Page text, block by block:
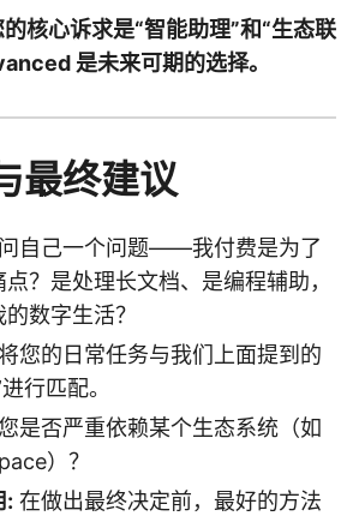
核心诉求是“智能助理”和“生态联
是未来可期的选择。
最终建议
问自己一个问题——我付费是为了
？是处理长文档、是编程辅助，
数字生活？
您的日常任务与我们上面提到的
行匹配。
是否严重依赖某个生态系统（如
）？
: 在做出最终决定前，最好的方法